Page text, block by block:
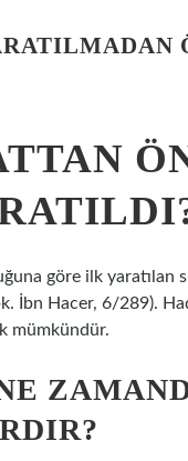
göre ilk yaratılan
İbn Hacer, 6/289).
mümkündür.